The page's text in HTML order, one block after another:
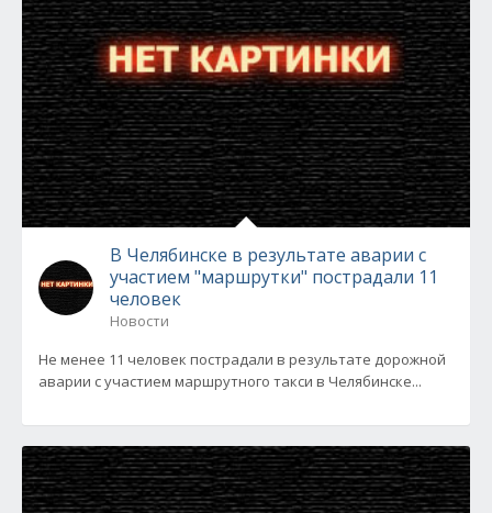
В Челябинске в результате аварии с
участием "маршрутки" пострадали 11
человек
Новости
Не менее 11 человек пострадали в результате дорожной
аварии с участием маршрутного такси в Челябинске...